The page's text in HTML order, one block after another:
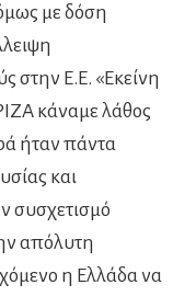
με δόση
στην Ε.Ε. «Εκείνη
κάναμε λάθος
ήταν πάντα
και
συσχετισμό
απόλυτη
η Ελλάδα να